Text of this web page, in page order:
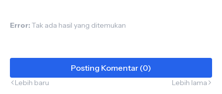
Error: Tak ada hasil yang ditemukan
Posting Komentar (0)
Lebih baru Lebih lama